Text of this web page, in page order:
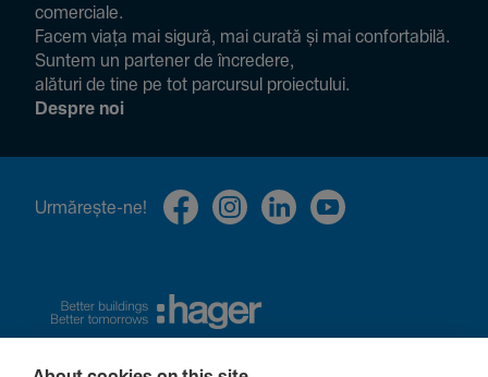
comer­ciale.
Facem viața mai sigură, mai curată și mai confor­ta­bilă.
Suntem un partener de încre­dere,
alături de tine pe tot parcursul proiec­tului.
Despre noi
Urmă­rește-ne!